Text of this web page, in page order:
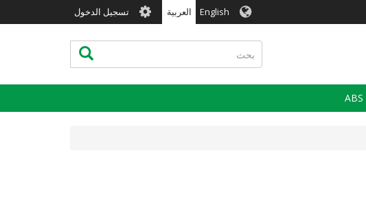
English العربية User
account
menu
تسجيل الدخول
بحث بحث